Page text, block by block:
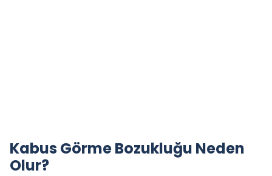
Kabus Görme Bozukluğu Neden
Olur?